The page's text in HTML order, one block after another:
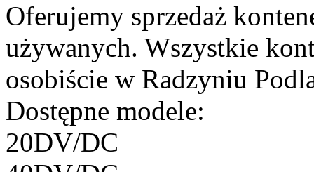
Oferujemy sprzedaż
używanych. Wszystkie
osobiście w Radzyniu
Dostępne modele:
20DV/DC